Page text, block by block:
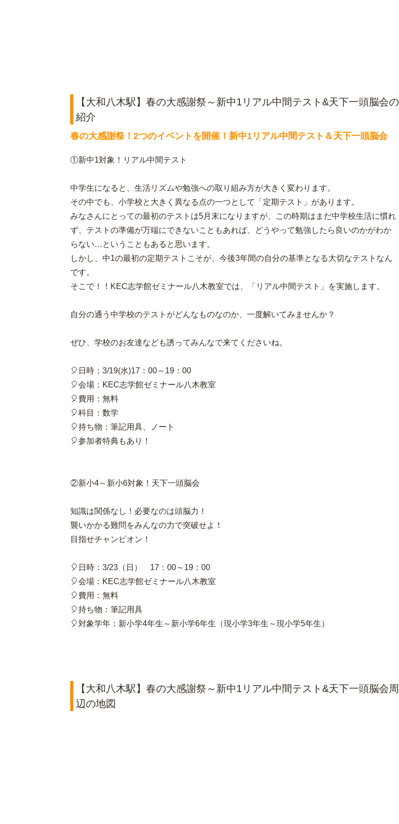
【大和八木駅】春の大感謝祭～新中1リアル中間テスト&天下一頭脳会の
紹介
春の大感謝祭！2つのイベントを開催！新中1リアル中間テスト＆天下一頭脳会
①新中1対象！リアル中間テスト
中学生になると、生活リズムや勉強への取り組み方が大きく変わります。
その中でも、小学校と大きく異なる点の一つとして「定期テスト」があります。
みなさんにとっての最初のテストは5月末になりますが、この時期はまだ中学校生活に慣れ
ず、テストの準備が万端にできないこともあれば、どうやって勉強したら良いのかがわか
らない…ということもあると思います。
しかし、中1の最初の定期テストこそが、今後3年間の自分の基準となる大切なテストなん
です。
そこで！！KEC志学館ゼミナール八木教室では、「リアル中間テスト」を実施します。
自分の通う中学校のテストがどんなものなのか、一度解いてみませんか？
ぜひ、学校のお友達なども誘ってみんなで来てくださいね。
🎈日時：3/19(水)17：00～19：00
🎈会場：KEC志学館ゼミナール八木教室
🎈費用：無料
🎈科目：数学
🎈持ち物：筆記用具、ノート
🎈参加者特典もあり！
②新小4～新小6対象！天下一頭脳会
知識は関係なし！必要なのは頭脳力！
襲いかかる難問をみんなの力で突破せよ！
目指せチャンピオン！
🎈日時：3/23（日） 17：00～19：00
🎈会場：KEC志学館ゼミナール八木教室
🎈費用：無料
🎈持ち物：筆記用具
🎈対象学年：新小学4年生～新小学6年生（現小学3年生～現小学5年生）
【大和八木駅】春の大感謝祭～新中1リアル中間テスト&天下一頭脳会周
辺の地図